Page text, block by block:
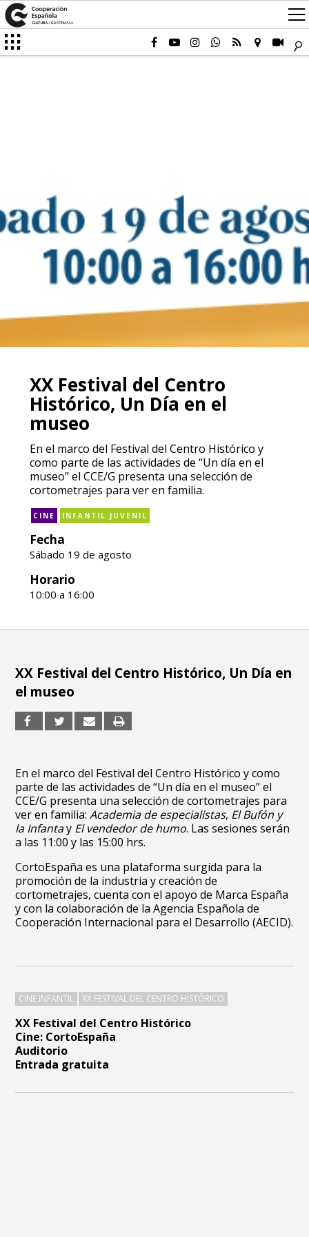
XX Festival del Centro
Histórico, Un Día en el
museo
En el marco del Festival del Centro Histórico y
como parte de las actividades de “Un día en el
museo” el CCE/G presenta una selección de
cortometrajes para ver en familia.
CINE INFANTIL JUVENIL
Fecha
Sábado 19 de agosto
Horario
10:00 a 16:00
XX Festival del Centro Histórico
Cine: CortoEspaña
Auditorio
Entrada gratuita
XX Festival del Centro Histórico, Un Día en
el museo
En el marco del Festival del Centro Histórico y como
parte de las actividades de “Un día en el museo” el
CCE/G presenta una selección de cortometrajes para
ver en familia:Academia de especialistas, El Bufón y
la Infantay El vendedor de humo. Las sesiones serán
a las 11:00 y las 15:00 hrs.
CortoEspaña es una plataforma surgida para la
promoción de la industria y creación de
cortometrajes, cuenta con el apoyo de Marca España
y con la colaboración de la Agencia Española de
Cooperación Internacional para el Desarrollo (AECID).
CINE INFANTIL XX FESTIVAL DEL CENTRO HISTÓRICO